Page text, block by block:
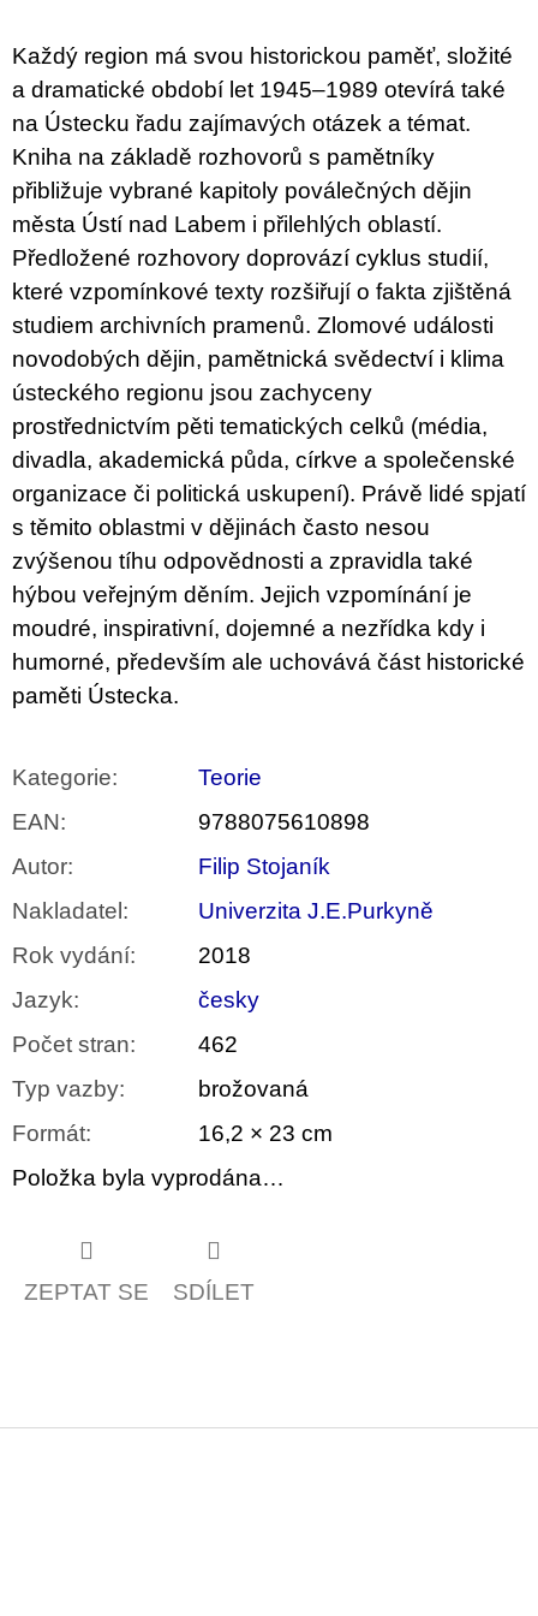
Každý region má svou historickou paměť, složité
a dramatické období let 1945–1989 otevírá také
na Ústecku řadu zajímavých otázek a témat.
Kniha na základě rozhovorů s pamětníky
přibližuje vybrané kapitoly poválečných dějin
města Ústí nad Labem i přilehlých oblastí.
Předložené rozhovory doprovází cyklus studií,
které vzpomínkové texty rozšiřují o fakta zjištěná
studiem archivních pramenů. Zlomové události
novodobých dějin, pamětnická svědectví i klima
ústeckého regionu jsou zachyceny
prostřednictvím pěti tematických celků (média,
divadla, akademická půda, církve a společenské
organizace či politická uskupení). Právě lidé spjatí
s těmito oblastmi v dějinách často nesou
zvýšenou tíhu odpovědnosti a zpravidla také
hýbou veřejným děním. Jejich vzpomínání je
moudré, inspirativní, dojemné a nezřídka kdy i
humorné, především ale uchovává část historické
paměti Ústecka.
Kategorie:
Teorie
EAN:
9788075610898
Autor:
Filip Stojaník
Nakladatel :
Univerzita J.E.Purkyně
Rok vydání:
2018
Jazyk:
česky
Počet stran:
462
Typ vazby:
brožovaná
Formát:
16,2 × 23 cm
Položka byla vyprodána…
ZEPTAT SE SDÍLET
e
m
e
PŘIŠEL
ČAS
NA
DRUHOU
:
SMĚNU
VÝBĚR
Z
TEXTŮ
2022 –
2025
350